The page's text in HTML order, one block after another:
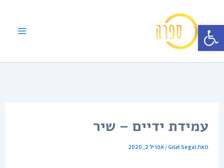
פתח סרגל נגישות
לתוכן
עמידת ידיים – שיר
מאתGilat Segal
/ אפריל 2, 2020